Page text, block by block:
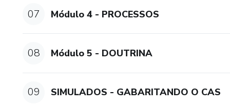
07 Módulo 4 - PROCESSOS
08 Módulo 5 - DOUTRINA
09 SIMULADOS - GABARITANDO O CAS